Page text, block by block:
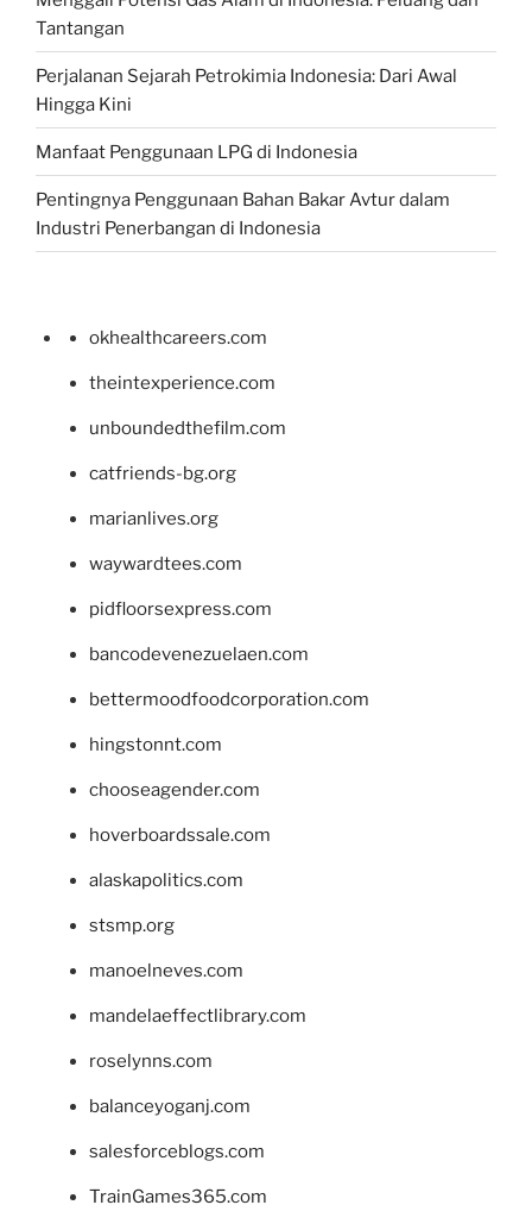
Tantangan
Perjalanan Sejarah Petrokimia Indonesia: Dari Awal
Hingga Kini
Manfaat Penggunaan LPG di Indonesia
Pentingnya Penggunaan Bahan Bakar Avtur dalam
Industri Penerbangan di Indonesia
okhealthcareers.com
theintexperience.com
unboundedthefilm.com
catfriends-bg.org
marianlives.org
waywardtees.com
pidfloorsexpress.com
bancodevenezuelaen.com
bettermoodfoodcorporation.com
hingstonnt.com
chooseagender.com
hoverboardssale.com
alaskapolitics.com
stsmp.org
manoelneves.com
mandelaeffectlibrary.com
roselynns.com
balanceyoganj.com
salesforceblogs.com
TrainGames365.com